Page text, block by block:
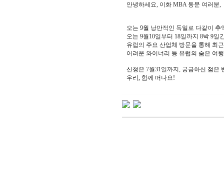
안녕하세요, 이화 MBA 동문 여러분,
오는 9월 낭만적인 독일로 다같이
오는 9월10일부터 18일까지 8박 9일
유럽의 주요 산업체 방문을 통해 최
어려운 와이너리 등 유럽의 숨은 여
신청은 7월31일까지, 궁금하신 점은
우리, 함께 떠나요!